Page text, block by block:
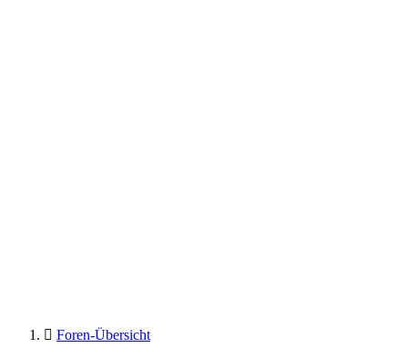
Foren-Übersicht